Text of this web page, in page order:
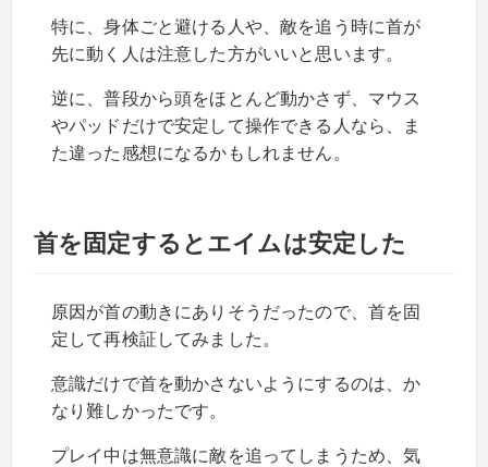
特に、身体ごと避ける人や、敵を追う時に首が
先に動く人は注意した方がいいと思います。
逆に、普段から頭をほとんど動かさず、マウス
やパッドだけで安定して操作できる人なら、ま
た違った感想になるかもしれません。
首を固定するとエイムは安定した
原因が首の動きにありそうだったので、首を固
定して再検証してみました。
意識だけで首を動かさないようにするのは、か
なり難しかったです。
プレイ中は無意識に敵を追ってしまうため、気